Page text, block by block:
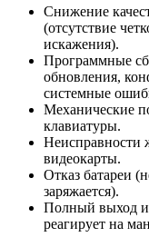
Снижение
(отсутствие
искажения).
Программные
обновления,
системные
Механические
клавиатуры.
Неисправности
видеокарты.
Отказ батареи
заряжается).
Полный выход
реагирует на